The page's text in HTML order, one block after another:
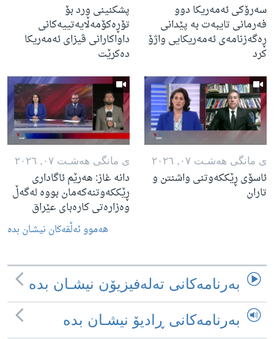
سەرۆکی ئەمەریکا دوو
فەرمانی تایبەت بە پێدانی
ڕەگەزنامەی ئەمەریکایی واژۆ
کرد
پشکنینی ورد بۆ
تۆڕەکۆمەڵایەتییەکانی
داواکارانی ڤیزای ئەمەریکا
دەکرێت
ی مانگی هه‌شـت ٠٧, ٢٠٢٦
ئاسۆی ڕێککەوتنی واشنتن و
تاران
ی مانگی هه‌شـت ٠٧, ٢٠٢٦
دانە غاز: هەرێم ئاگاداری
ڕێککەوتنەکەمان بووە لەگەڵ
وەزارەتی کارەبای عێراق
هه‌موو ئه‌ڵقه‌کان نیشـان بده‌
به‌رنامه‌کانی ته‌له‌فیزیۆن نیشـان بده‌
به‌رنامه‌کانی ڕادیۆ نیشـان بده‌